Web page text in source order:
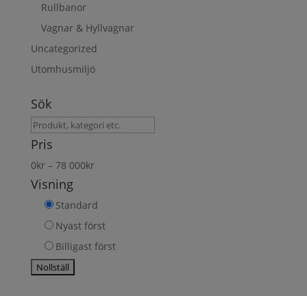
Rullbanor
Vagnar & Hyllvagnar
Uncategorized
Utomhusmiljö
Sök
Sök
produkt
Pris
0kr– 78 000kr
Visning
Standard
Nyast först
Billigast först